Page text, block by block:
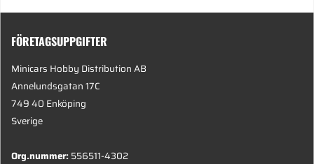
FÖRETAGSUPPGIFTER
Minicars Hobby Distribution AB
Annelundsgatan 17C
749 40 Enköping
Sverige
Org.nummer:556511-4302